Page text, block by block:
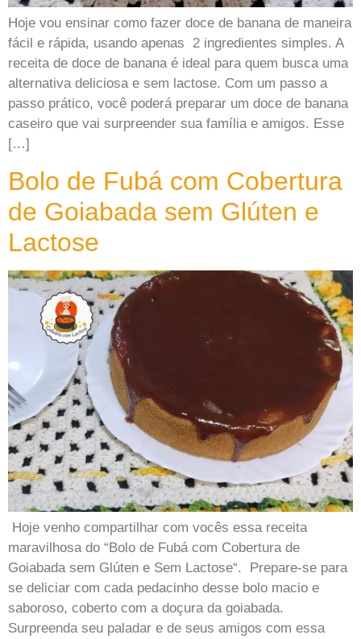
Hoje vou ensinar como fazer doce de banana de maneira
fácil e rápida, usando apenas 2 ingredientes simples. A
receita de doce de banana é ideal para quem busca uma
alternativa deliciosa e sem lactose. Com um passo a
passo prático, você poderá preparar um doce de banana
caseiro que vai surpreender sua família e amigos. Esse
[…]
Bolo de Fubá com Cobertura
de Goiabada sem Glúten e
Lactose
Hoje venho compartilhar com vocês essa receita
maravilhosa do “Bolo de Fubá com Cobertura de
Goiabada sem Glúten e Sem Lactose“. Prepare-se para
se deliciar com cada pedacinho desse bolo macio e
saboroso, coberto com a doçura da goiabada.
Surpreenda seu paladar e de seus amigos com essa